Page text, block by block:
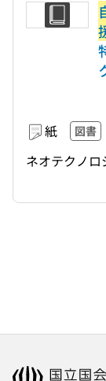
紙 図書
ネオテクノロ